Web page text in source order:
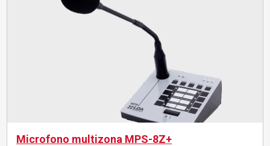
Microfono multizona MPS-8Z+